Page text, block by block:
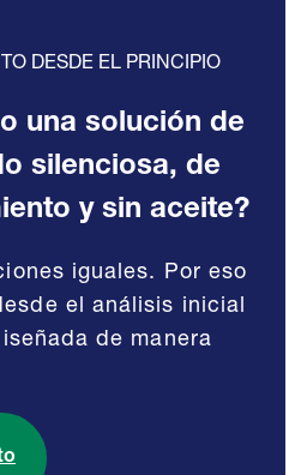
DESDE EL PRINCIPIO
una solución de
silenciosa, de
y sin aceite?
iguales. Por eso
el análisis inicial
de manera